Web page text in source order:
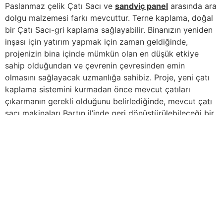
Paslanmaz çelik Çatı Sacı ve sandviç panel arasında ara
dolgu malzemesi farkı mevcuttur. Terne kaplama, doğal
bir Çatı Sacı-gri kaplama sağlayabilir. Binanızın yeniden
inşası için yatırım yapmak için zaman geldiğinde,
projenizin bina içinde mümkün olan en düşük etkiye
sahip olduğundan ve çevrenin çevresinden emin
olmasını sağlayacak uzmanlığa sahibiz. Proje, yeni çatı
kaplama sistemini kurmadan önce mevcut çatıları
çıkarmanın gerekli olduğunu belirlediğinde, mevcut çatı
sacı makinaları Bartın il’inde geri dönüştürülebileceği bir